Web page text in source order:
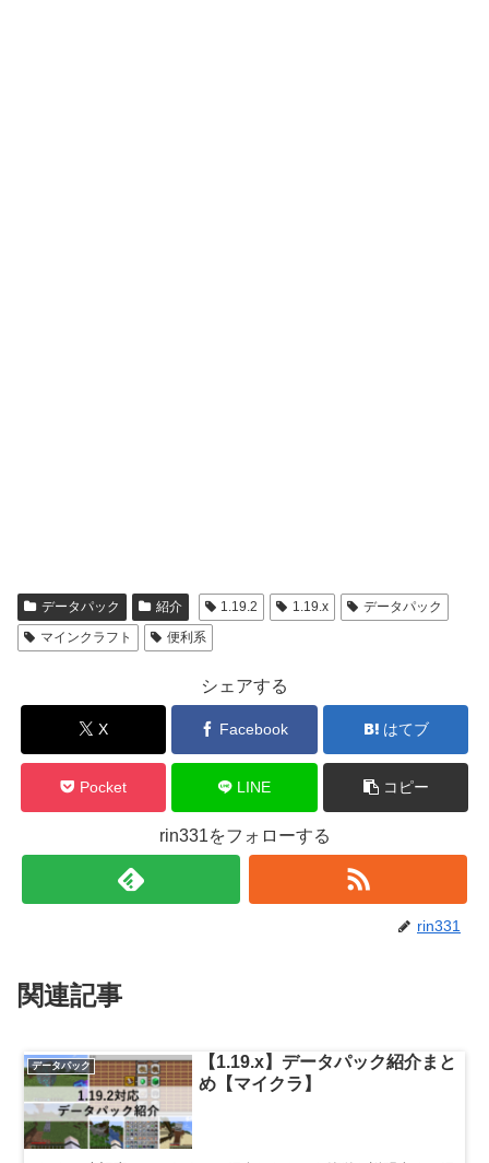
データパック 紹介 1.19.2 1.19.x
データパック
マインクラフト
便利系
シェアする
X Facebook はてブ
Pocket LINE コピー
rin331をフォローする
rin331
関連記事
データパック
【1.19.x】データパック紹介まと
め【マイクラ】